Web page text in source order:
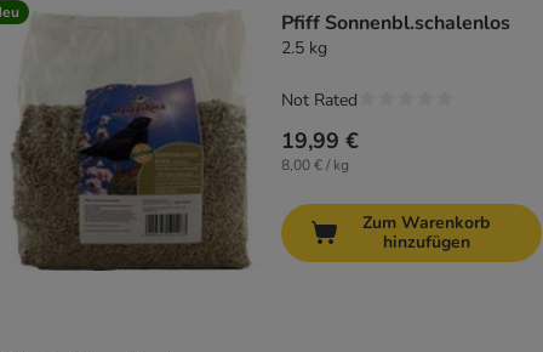
Pfiff Sonnenbl.schalenlos
2.5 kg
19,99 €
8,00 € / kg
Not Rated
Zum Warenkorb
hinzufügen